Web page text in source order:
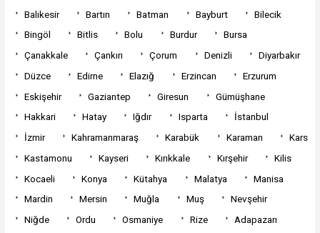
Balıkesir
Bartın Batman Bayburt
Bilecik
Bingöl
Bitlis Bolu Burdur
Bursa
Çanakkale
Çankırı Çorum Denizli
Diyarbakır
Düzce
Edirne Elazığ Erzincan
Erzurum
Eskişehir
Gaziantep Giresun
Gümüşhane
Hakkari
Hatay Iğdır Isparta
İstanbul
İzmir
Kahramanmaraş Karabük Karaman
Kars
Kastamonu
Kayseri Kırıkkale Kırşehir
Kilis
Kocaeli
Konya Kütahya Malatya
Manisa
Mardin
Mersin Muğla Muş
Nevşehir
Niğde
Ordu Osmaniye Rize
Adapazarı